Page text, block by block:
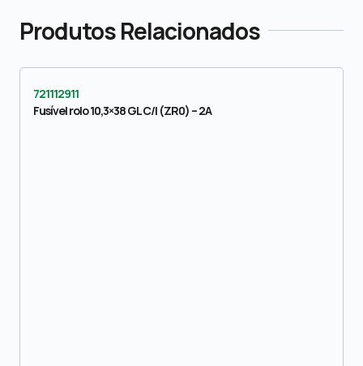
Produtos Relacionados
721112911
Fusível rolo 10,3×38 GL C/I (ZR0) – 2A